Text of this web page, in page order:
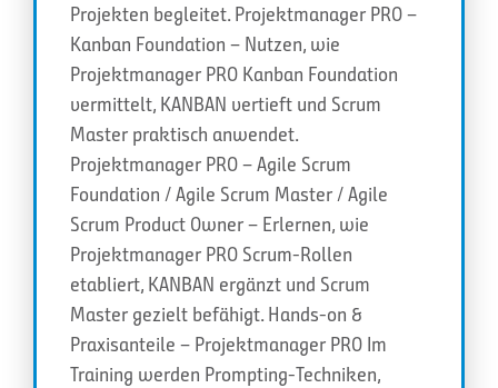
Projekten begleitet. Projektmanager PRO –
Kanban Foundation – Nutzen, wie
Projektmanager PRO Kanban Foundation
vermittelt, KANBAN vertieft und Scrum
Master praktisch anwendet.
Projektmanager PRO – Agile Scrum
Foundation / Agile Scrum Master / Agile
Scrum Product Owner – Erlernen, wie
Projektmanager PRO Scrum-Rollen
etabliert, KANBAN ergänzt und Scrum
Master gezielt befähigt. Hands-on &
Praxisanteile – Projektmanager PRO Im
Training werden Prompting-Techniken,